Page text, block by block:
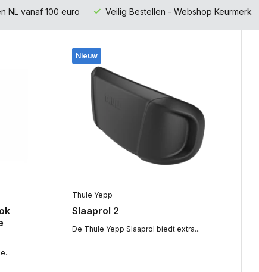
NL vanaf 100 euro Veilig Bestellen - Webshop Keurmerk
Nieuw
Thule Yepp
Slaaprol 2
De Thule Yepp Slaaprol biedt extra...